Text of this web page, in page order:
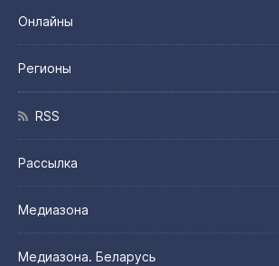
Онлайны
Регионы
RSS
Рассылка
Медиазона
Медиазона. Беларусь